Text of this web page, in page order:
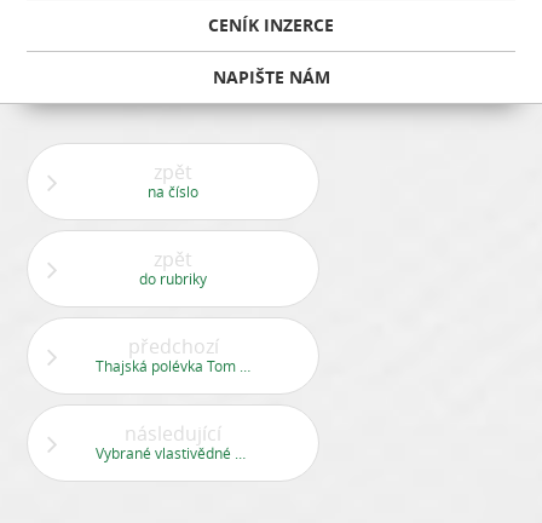
CENÍK INZERCE
NAPIŠTE NÁM
zpět
na číslo
zpět
do rubriky
předchozí
následující